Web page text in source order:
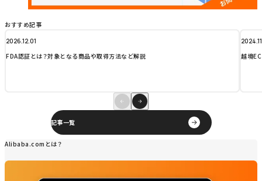
おすすめ記事
2026.12.01
FDA認証とは？対象となる商品や取得方法など解説 越境
記事一覧
Alibaba.comとは？